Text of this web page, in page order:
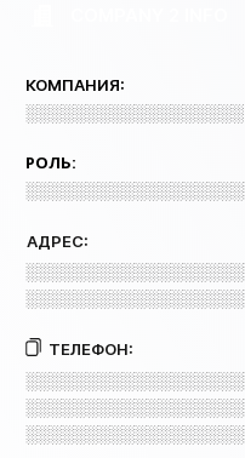
КОМПАНИЯ:
░░░░░░░░░░░░░░░░░░
РОЛЬ:
АДРЕС:
ТЕЛЕФОН: